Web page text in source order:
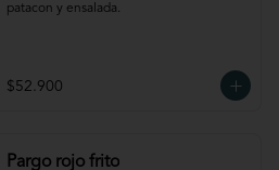
patacon y ensalada.
$52.900
Pargo rojo frito